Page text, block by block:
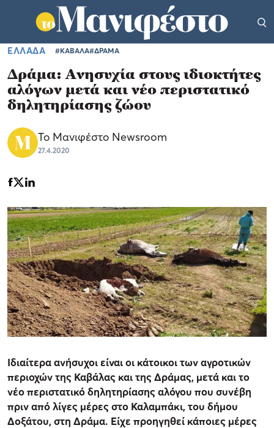
ΕΛΛΑΔΑ #ΚΑΒΑΛΑ#ΔΡΑΜΑ
Δράμα: Ανησυχία στους ιδιοκτήτες
αλόγων μετά και νέο περιστατικό
δηλητηρίασης ζώου
Το Μανιφέστο Newsroom
27.4.2020
Ιδιαίτερα ανήσυχοι είναι οι κάτοικοι των αγροτικών
περιοχών της Καβάλας και της Δράμας, μετά και το
νέο περιστατικό δηλητηρίασης αλόγου που συνέβη
πριν από λίγες μέρες στο Καλαμπάκι, του δήμου
Δοξάτου, στη Δράμα. Είχε προηγηθεί κάποιες μέρες